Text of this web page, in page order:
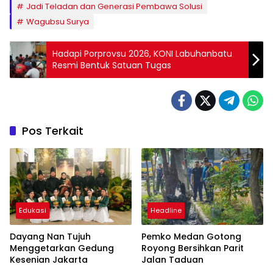
Jadi Teladan dan Generasi Pembawa Solusi
Wagubsu Surya
Hadapi Porprovsu 2026, KONI Labuhanbatu
Resmi Bentuk Satuan Tugas
Pos Terkait
Edukasi
Dayang Nan Tujuh
Menggetarkan Gedung
Kesenian Jakarta
Headline
Pemko Medan Gotong
Royong Bersihkan Parit
Jalan Taduan